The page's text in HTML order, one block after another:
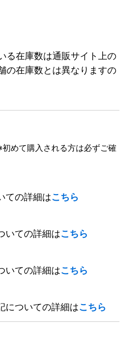
る在庫数は通販サイト上の
の在庫数とは異なりますの
初めて購入される方は必ずご確
ての詳細はこちら
いての詳細はこちら
いての詳細はこちら
についての詳細はこちら